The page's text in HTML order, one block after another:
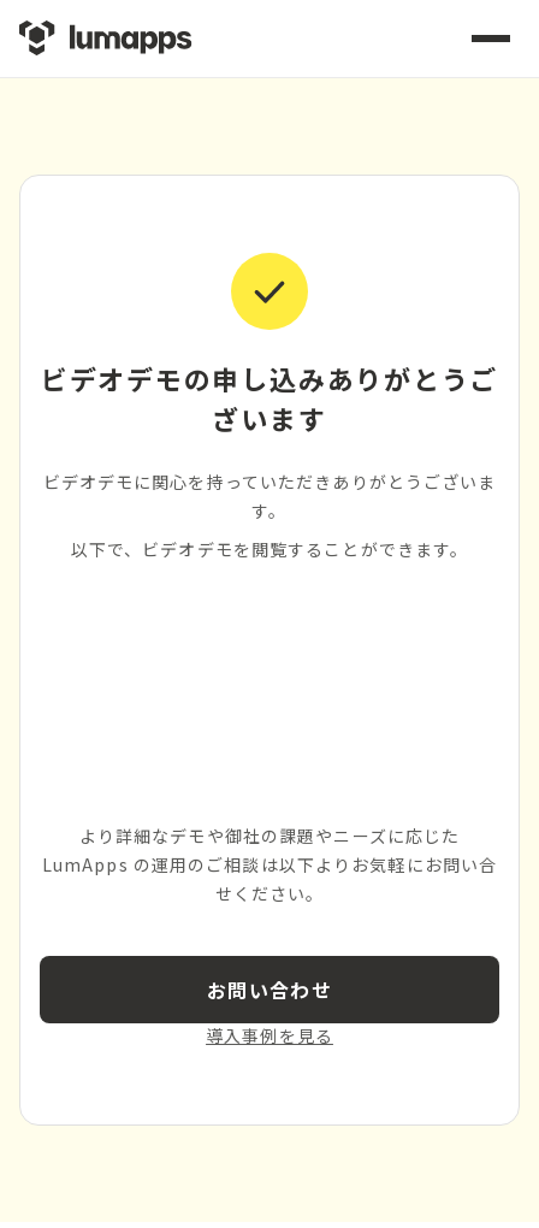
ビデオデモの申し込みありがとうご
ざいます
ビデオデモに関心を持っていただきありがとうございま
す。
以下で、ビデオデモを閲覧することができます。
より詳細なデモや御社の課題やニーズに応じた
LumApps の運用のご相談は以下よりお気軽にお問い合
せください。
お問い合わせ
導入事例を見る